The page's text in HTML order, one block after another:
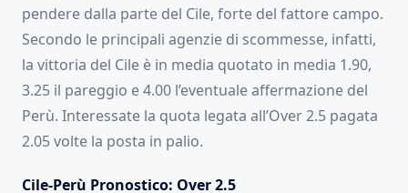
pendere dalla parte del Cile, forte del fattore campo.
Secondo le principali agenzie di scommesse, infatti,
la vittoria del Cile è in media quotato in media 1.90,
3.25 il pareggio e 4.00 l’eventuale affermazione del
Perù. Interessate la quota legata all’Over 2.5 pagata
2.05 volte la posta in palio.
Cile-Perù Pronostico: Over 2.5